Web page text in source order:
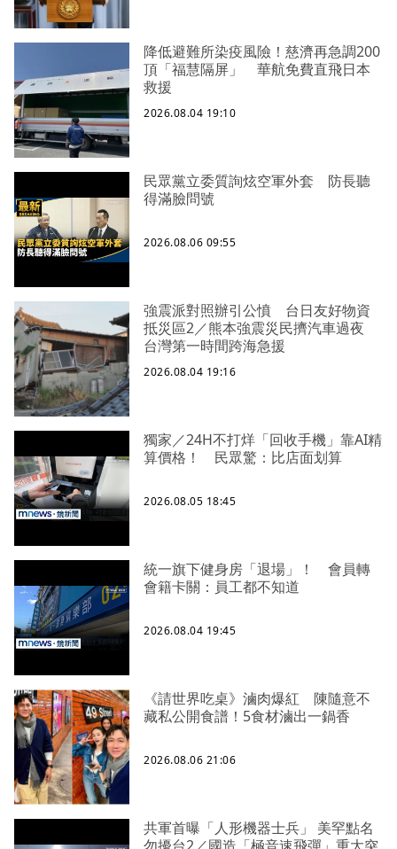
降低避難所染疫風險！慈濟再急調200
頂「福慧隔屏」 華航免費直飛日本
救援
2026.08.04 19:10
民眾黨立委質詢炫空軍外套 防長聽
得滿臉問號
2026.08.06 09:55
強震派對照辦引公憤 台日友好物資
抵災區2／熊本強震災民擠汽車過夜
台灣第一時間跨海急援
2026.08.04 19:16
獨家／24H不打烊「回收手機」靠AI精
算價格！ 民眾驚：比店面划算
2026.08.05 18:45
統一旗下健身房「退場」！ 會員轉
會籍卡關：員工都不知道
2026.08.04 19:45
《請世界吃桌》滷肉爆紅 陳隨意不
藏私公開食譜！5食材滷出一鍋香
2026.08.06 21:06
共軍首曝「人形機器士兵」 美罕點名